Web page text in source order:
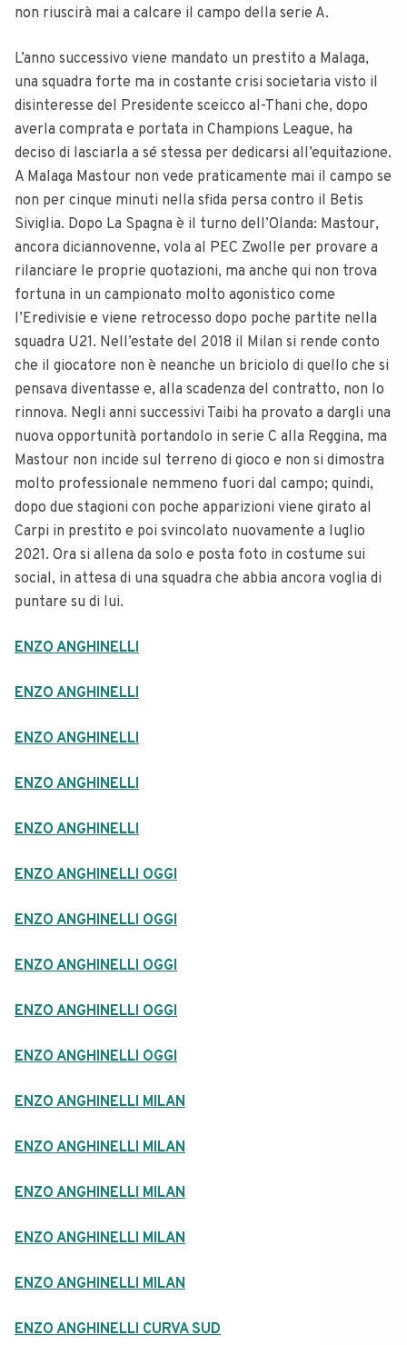
non riuscirà mai a calcare il campo della serie A.
L’anno successivo viene mandato un prestito a Malaga,
una squadra forte ma in costante crisi societaria visto il
disinteresse del Presidente sceicco al-Thani che, dopo
averla comprata e portata in Champions League, ha
deciso di lasciarla a sé stessa per dedicarsi all’equitazione.
A Malaga Mastour non vede praticamente mai il campo se
non per cinque minuti nella sfida persa contro il Betis
Siviglia. Dopo La Spagna è il turno dell’Olanda: Mastour,
ancora diciannovenne, vola al PEC Zwolle per provare a
rilanciare le proprie quotazioni, ma anche qui non trova
fortuna in un campionato molto agonistico come
l’Eredivisie e viene retrocesso dopo poche partite nella
squadra U21. Nell’estate del 2018 il Milan si rende conto
che il giocatore non è neanche un briciolo di quello che si
pensava diventasse e, alla scadenza del contratto, non lo
rinnova. Negli anni successivi Taibi ha provato a dargli una
nuova opportunità portandolo in serie C alla Reggina, ma
Mastour non incide sul terreno di gioco e non si dimostra
molto professionale nemmeno fuori dal campo; quindi,
dopo due stagioni con poche apparizioni viene girato al
Carpi in prestito e poi svincolato nuovamente a luglio
2021. Ora si allena da solo e posta foto in costume sui
social, in attesa di una squadra che abbia ancora voglia di
puntare su di lui.
ENZO ANGHINELLI
ENZO ANGHINELLI
ENZO ANGHINELLI
ENZO ANGHINELLI
ENZO ANGHINELLI
ENZO ANGHINELLI OGGI
ENZO ANGHINELLI OGGI
ENZO ANGHINELLI OGGI
ENZO ANGHINELLI OGGI
ENZO ANGHINELLI OGGI
ENZO ANGHINELLI MILAN
ENZO ANGHINELLI MILAN
ENZO ANGHINELLI MILAN
ENZO ANGHINELLI MILAN
ENZO ANGHINELLI MILAN
ENZO ANGHINELLI CURVA SUD